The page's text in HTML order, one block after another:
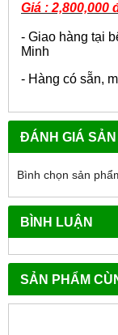
Giá : 2,800,000
- Giao hàng tại
Minh
- Hàng có sẵn,
ĐÁNH GIÁ SẢN
Bình chọn sản
BÌNH LUẬN
SẢN PHẨM